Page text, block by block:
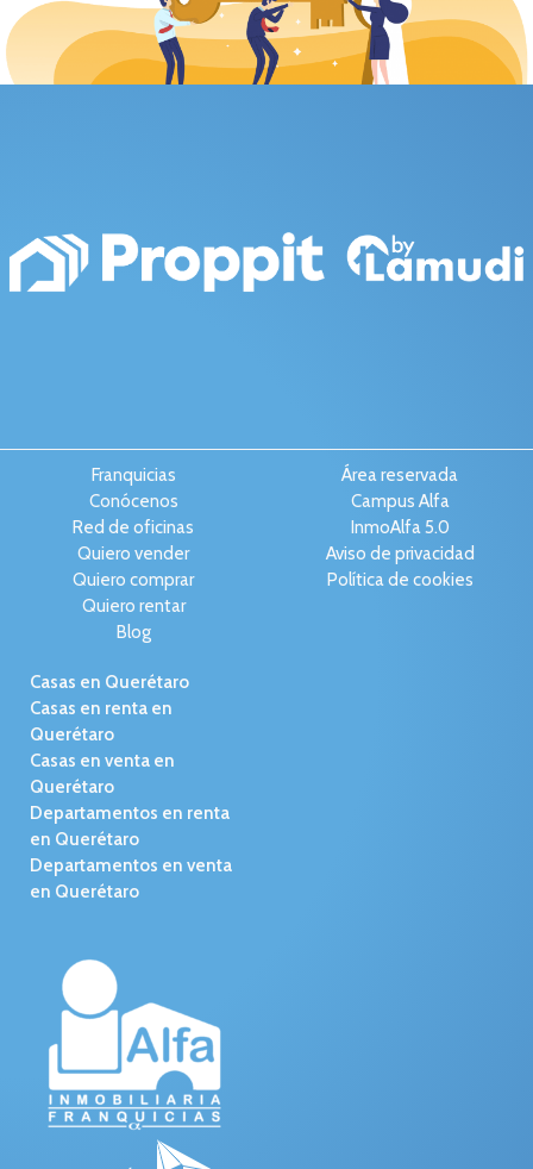
Franquicias
Conócenos
Red de oficinas
Quiero vender
Quiero comprar
Quiero rentar
Blog
Área reservada
Campus Alfa
InmoAlfa 5.0
Aviso de privacidad
Política de cookies
Casas en Querétaro
Casas en renta en
Querétaro
Casas en venta en
Querétaro
Departamentos en renta
en Querétaro
Departamentos en venta
en Querétaro